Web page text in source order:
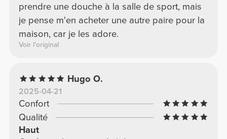
prendre une douche à la salle de sport, mais
je pense m'en acheter une autre paire pour la
maison, car je les adore.
Voir l'original
Hugo O.
2025-04-21
Confort
Qualité
Haut